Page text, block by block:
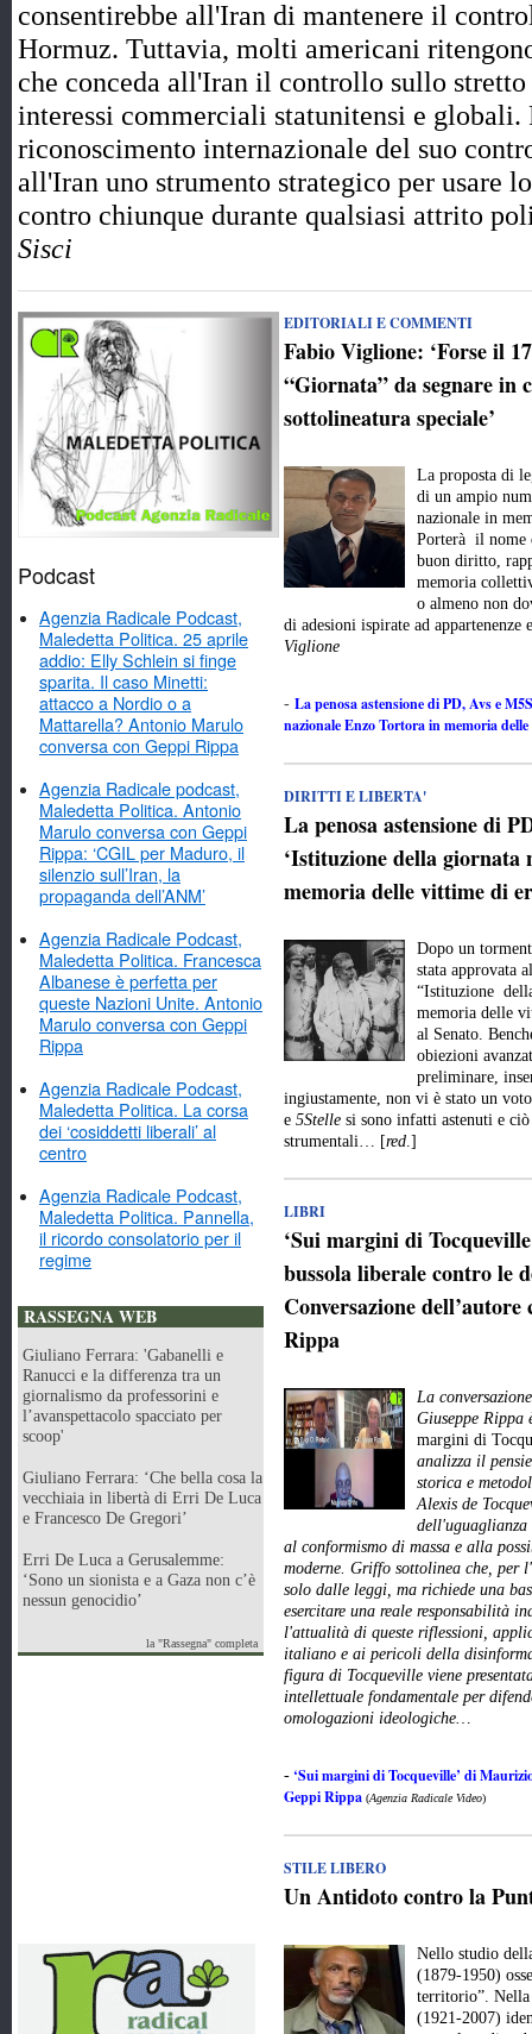
consentirebbe all'Iran di mantenere il
Hormuz. Tuttavia, molti americani
che conceda all'Iran il controllo sullo stretto
interessi commerciali statunitensi e globali.
riconoscimento internazionale del suo
all'Iran uno strumento strategico per usare
contro chiunque durante qualsiasi attrito
Sisci
Podcast
Agenzia Radicale Podcast,
Maledetta Politica. 25 aprile
addio: Elly Schlein si finge
sparita. Il caso Minetti:
attacco a Nordio o a
Mattarella? Antonio Marulo
conversa con Geppi Rippa
Agenzia Radicale podcast,
Maledetta Politica. Antonio
Marulo conversa con Geppi
Rippa: ‘CGIL per Maduro, il
silenzio sull’Iran, la
propaganda dell’ANM’
Agenzia Radicale Podcast,
Maledetta Politica. Francesca
Albanese è perfetta per
queste Nazioni Unite. Antonio
Marulo conversa con Geppi
Rippa
Agenzia Radicale Podcast,
Maledetta Politica. La corsa
dei ‘cosiddetti liberali’ al
centro
Agenzia Radicale Podcast,
Maledetta Politica. Pannella,
il ricordo consolatorio per il
regime
RASSEGNA WEB
Giuliano Ferrara: 'Gabanelli e
Ranucci e la differenza tra un
giornalismo da professorini e
l’avanspettacolo spacciato per
scoop'
Giuliano Ferrara: ‘Che bella cosa la
vecchiaia in libertà di Erri De Luca
e Francesco De Gregori’
Erri De Luca a Gerusalemme:
‘Sono un sionista e a Gaza non c’è
nessun genocidio’
la "Rassegna" completa
EDITORIALI E COMMENTI
Fabio Viglione: ‘Forse il
“Giornata” da segnare in
sottolineatura speciale’
La proposta di
di un ampio
nazionale in
Porterà il nome
buon diritto,
memoria
o almeno non
di adesioni ispirate ad
Viglione
- La penosa astensione di PD, Avs e
nazionale Enzo Tortora in memoria
DIRITTI E LIBERTA'
La penosa astensione di
‘Istituzione della
memoria delle vittime di
Dopo un
stata approvata
“Istituzione
memoria delle
al Senato.
obiezioni
preliminare,
ingiustamente, non vi è stato un
e 5Stelle si sono infatti astenuti e
strumentali… [red.]
LIBRI
‘Sui margini di
bussola liberale contro le
Conversazione
Rippa
La
Giuseppe
margini di
analizza il
storica e
Alexis de
dell'uguaglianza
al conformismo di massa e alla
moderne. Griffo sottolinea che, per
solo dalle leggi, ma richiede una
esercitare una reale responsabilità
l'attualità di queste riflessioni,
italiano e ai pericoli della
figura di Tocqueville viene
intellettuale fondamentale per
omologazioni ideologiche…
- ‘Sui margini di Tocqueville’ di
Geppi Rippa (Agenzia Radicale Video)
STILE LIBERO
Un Antidoto contro la
Nello studio
(1879-1950)
territorio”. Nella
(1921-2007)